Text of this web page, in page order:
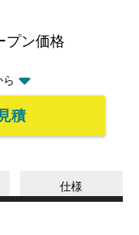
プン価格
積
仕様